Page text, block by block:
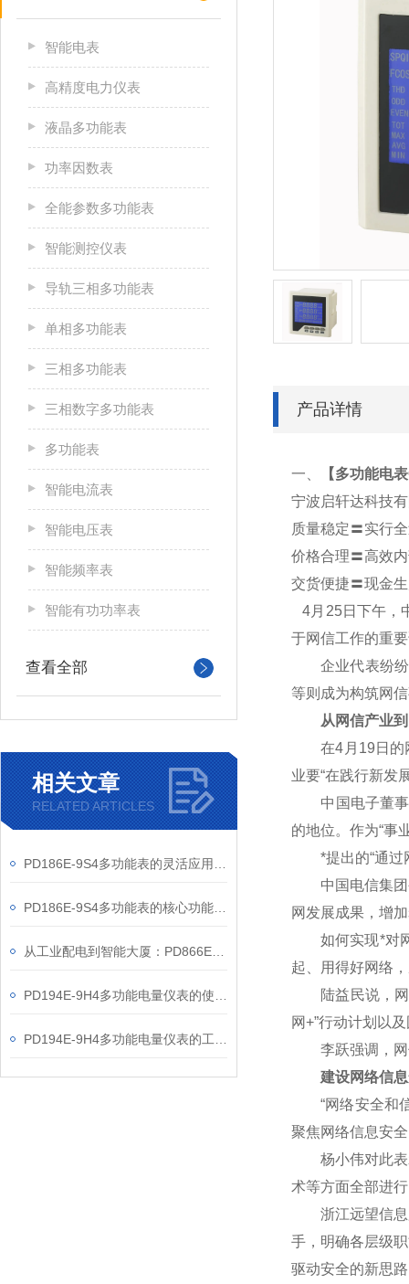
智能电表
高精度电力仪表
液晶多功能表
功率因数表
全能参数多功能表
智能测控仪表
导轨三相多功能表
单相多功能表
三相多功能表
三相数字多功能表
多功能表
智能电流表
智能电压表
智能频率表
智能有功功率表
查看全部
相关文章
RELATED ARTICLES
产品详情
一、 【多功能电
宁波启轩达科技
质量稳定〓实行
价格合理〓高效
交货便捷〓现金
4月25日下午，
于网信工作的重
企业代表纷纷表
等则成为构筑网
从网信产业到
在4月19日的网
业要“在践行新发
中国电子董事长
的地位。作为“事
*提出的“通过网
中国电信集团公
网发展成果，增
如何实现*对网
起、用得好网络
陆益民说，网
网+”行动计划以
李跃强调，网
建设网络信息
“网络安全和信
聚焦网络信息安
杨小伟对此表示
术等方面全部进
浙江远望信息股
手，明确各层级
驱动安全的新思